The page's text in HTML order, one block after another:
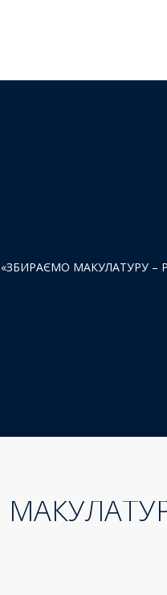
«ЗБИРАЄМО МАКУЛАТУРУ